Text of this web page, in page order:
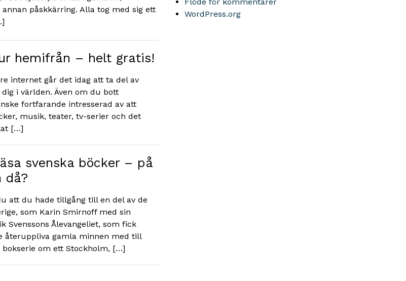
påskkärring. Alla tog med sig ett
hemifrån – helt gratis!
internet går det idag att ta del av
i världen. Även om du bott
fortfarande intresserad av att
musik, teater, tv-serier och det
[…]
svenska böcker – på
då?
att du hade tillgång till en del av de
som Karin Smirnoff med sin
Svenssons Ålevangeliet, som fick
återuppliva gamla minnen med till
bokserie om ett Stockholm, […]
WordPress.org